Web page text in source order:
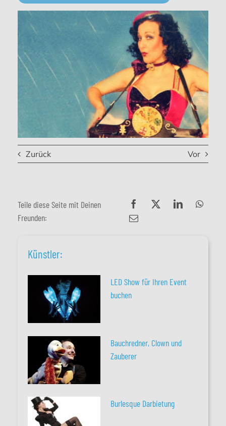
Zurück Vor
Teile diese Seite mit Deinen
Freunden:
Künstler:
LED Show für Ihren Event
buchen
Bauchredner, Clown und
Zauberer
Burlesque Darbietung